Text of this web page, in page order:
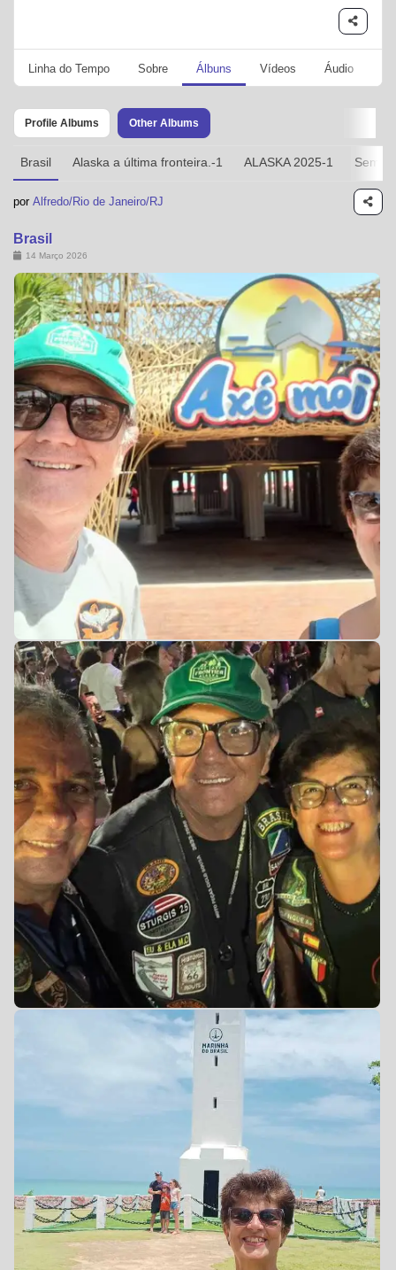
Linha do Tempo Sobre Álbuns Vídeos Áudio
Profile Albums Other Albums
Brasil Alaska a última fronteira.-1 ALASKA 2025-1 Sem
por Alfredo/Rio de Janeiro/RJ
Brasil
14 Março 2026
0 0
0 0 0